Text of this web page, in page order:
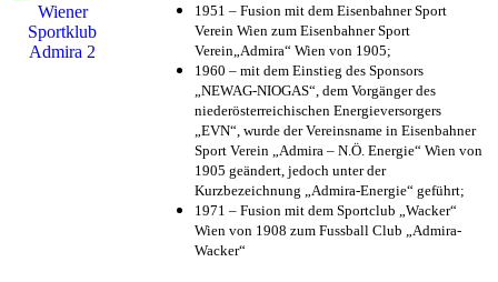
1951 – Fusion mit dem Eisenbahner Sport
Verein Wien zum Eisenbahner Sport
Verein„Admira“ Wien von 1905;
1960 – mit dem Einstieg des Sponsors
„NEWAG-NIOGAS“, dem Vorgänger des
niederösterreichischen Energieversorgers
„EVN“, wurde der Vereinsname in Eisenbahner
Sport Verein „Admira – N.Ö. Energie“ Wien von
1905 geändert, jedoch unter der
Kurzbezeichnung „Admira-Energie“ geführt;
1971 – Fusion mit dem Sportclub „Wacker“
Wien von 1908 zum Fussball Club „Admira-
Wacker“